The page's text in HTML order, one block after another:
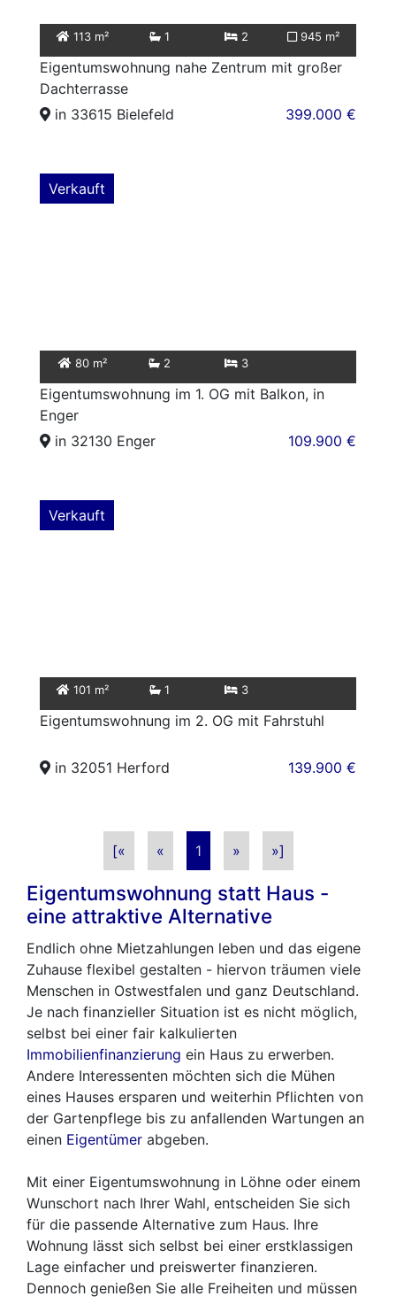
113 m² 1 2 945 m²
Eigentumswohnung nahe Zentrum mit großer
Dachterrasse
in 33615 Bielefeld
399.000 €
Verkauft
80 m² 2 3
Eigentumswohnung im 1. OG mit Balkon, in
Enger
in 32130 Enger
109.900 €
Verkauft
101 m² 1 3
Eigentumswohnung im 2. OG mit Fahrstuhl
in 32051 Herford 139.900 €
[« « 1 » »]
Eigentumswohnung statt Haus -
eine attraktive Alternative
Endlich ohne Mietzahlungen leben und das eigene
Zuhause flexibel gestalten - hiervon träumen viele
Menschen in Ostwestfalen und ganz Deutschland.
Je nach finanzieller Situation ist es nicht möglich,
selbst bei einer fair kalkulierten
Immobilienfinanzierung ein Haus zu erwerben.
Andere Interessenten möchten sich die Mühen
eines Hauses ersparen und weiterhin Pflichten von
der Gartenpflege bis zu anfallenden Wartungen an
einen Eigentümer abgeben.
Mit einer Eigentumswohnung in Löhne oder einem
Wunschort nach Ihrer Wahl, entscheiden Sie sich
für die passende Alternative zum Haus. Ihre
Wohnung lässt sich selbst bei einer erstklassigen
Lage einfacher und preiswerter finanzieren.
Dennoch genießen Sie alle Freiheiten und müssen